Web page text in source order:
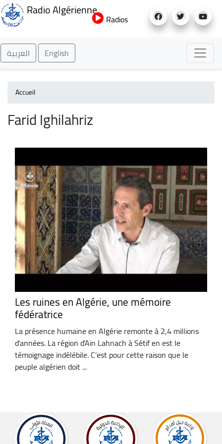
au
Radio Algérienne
Radios
العربية English
Accueil
Farid Ighilahriz
Les ruines en Algérie, une mémoire
fédératrice
La présence humaine en Algérie remonte à 2,4 millions
d’années. La région d’Ain Lahnach à Sétif en est le
témoignage indélébile. C’est pour cette raison que le
peuple algérien doit ...